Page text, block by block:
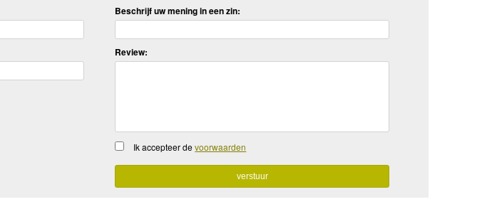
Beschrijf uw mening in een zin:
Review:
Ik accepteer devoorwaarden